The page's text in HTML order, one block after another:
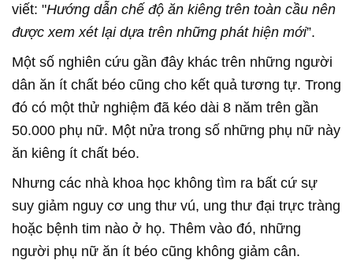
viết: "Hướng dẫn chế độ ăn kiêng trên toàn cầu nên
được xem xét lại dựa trên những phát hiện mới”.
Một số nghiên cứu gần đây khác trên những người
dân ăn ít chất béo cũng cho kết quả tương tự. Trong
đó có một thử nghiệm đã kéo dài 8 năm trên gần
50.000 phụ nữ. Một nửa trong số những phụ nữ này
ăn kiêng ít chất béo.
Nhưng các nhà khoa học không tìm ra bất cứ sự
suy giảm nguy cơ ung thư vú, ung thư đại trực tràng
hoặc bệnh tim nào ở họ. Thêm vào đó, những
người phụ nữ ăn ít béo cũng không giảm cân.